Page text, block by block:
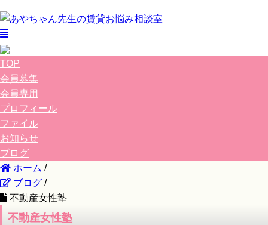
TOP
会員募集
会員専用
プロフィール
ファイル
お知らせ
ブログ
ホーム /
ブログ /
不動産女性塾
不動産女性塾